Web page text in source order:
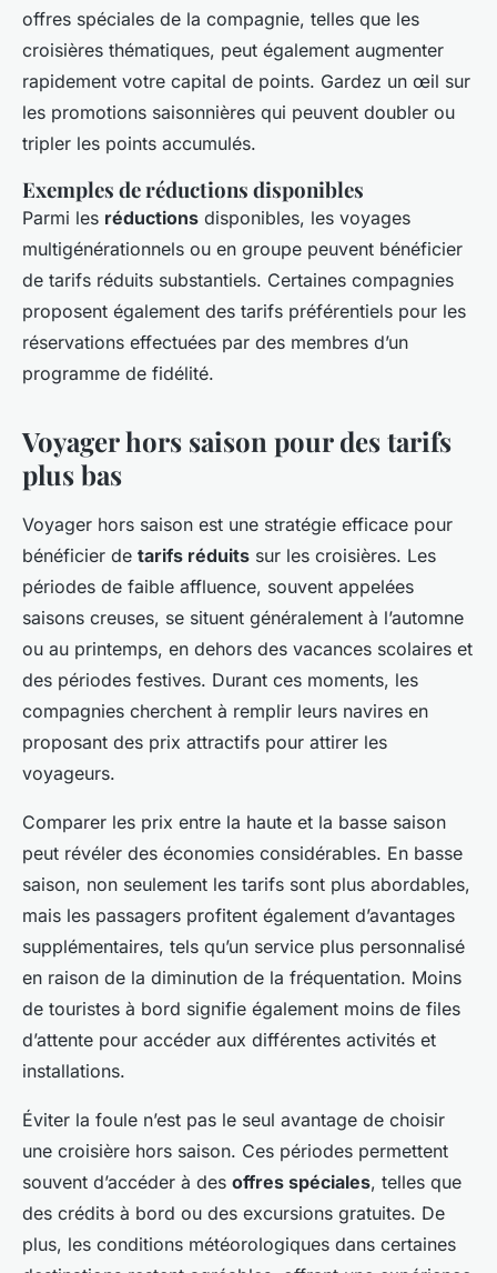
offres spéciales de la compagnie, telles que les
croisières thématiques, peut également augmenter
rapidement votre capital de points. Gardez un œil sur
les promotions saisonnières qui peuvent doubler ou
tripler les points accumulés.
Exemples de réductions disponibles
Parmi les réductions disponibles, les voyages
multigénérationnels ou en groupe peuvent bénéficier
de tarifs réduits substantiels. Certaines compagnies
proposent également des tarifs préférentiels pour les
réservations effectuées par des membres d’un
programme de fidélité.
Voyager hors saison pour des tarifs
plus bas
Voyager hors saison est une stratégie efficace pour
bénéficier de tarifs réduits sur les croisières. Les
périodes de faible affluence, souvent appelées
saisons creuses, se situent généralement à l’automne
ou au printemps, en dehors des vacances scolaires et
des périodes festives. Durant ces moments, les
compagnies cherchent à remplir leurs navires en
proposant des prix attractifs pour attirer les
voyageurs.
Comparer les prix entre la haute et la basse saison
peut révéler des économies considérables. En basse
saison, non seulement les tarifs sont plus abordables,
mais les passagers profitent également d’avantages
supplémentaires, tels qu’un service plus personnalisé
en raison de la diminution de la fréquentation. Moins
de touristes à bord signifie également moins de files
d’attente pour accéder aux différentes activités et
installations.
Éviter la foule n’est pas le seul avantage de choisir
une croisière hors saison. Ces périodes permettent
souvent d’accéder à des offres spéciales, telles que
des crédits à bord ou des excursions gratuites. De
plus, les conditions météorologiques dans certaines